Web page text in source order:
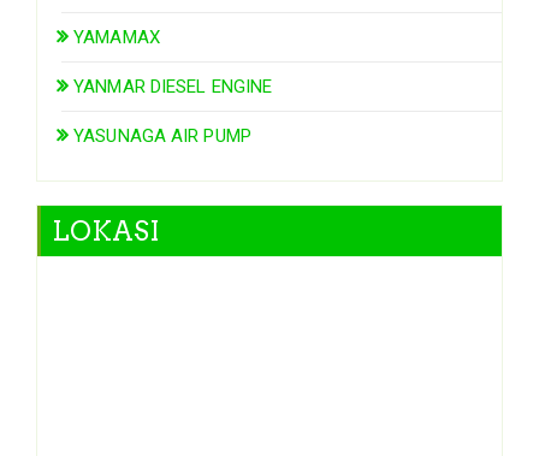
YAMAMAX
YANMAR DIESEL ENGINE
YASUNAGA AIR PUMP
LOKASI